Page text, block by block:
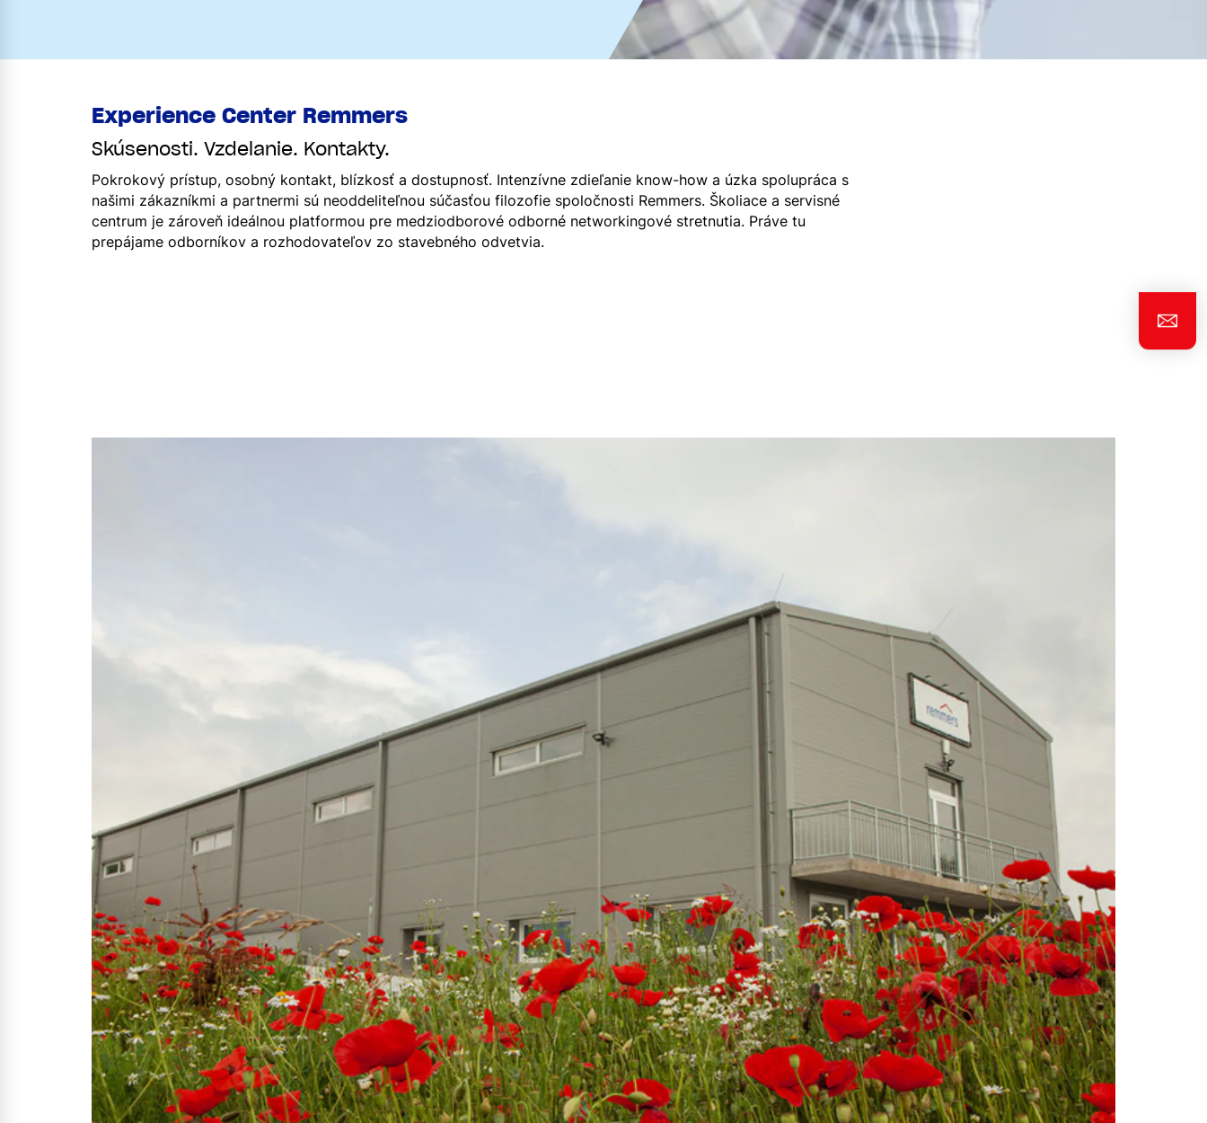
Experience Center Remmers
Skúsenosti. Vzdelanie. Kontakty.
Pokrokový prístup, osobný kontakt, blízkosť a dostupnosť. Intenzívne zdieľanie know-how a úzka spolupráca s
našimi zákazníkmi a partnermi sú neoddeliteľnou súčasťou filozofie spoločnosti Remmers. Školiace a servisné
centrum je zároveň ideálnou platformou pre medziodborové odborné networkingové stretnutia. Práve tu
prepájame odborníkov a rozhodovateľov zo stavebného odvetvia.